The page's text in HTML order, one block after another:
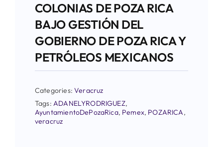
COLONIAS DE POZA RICA
BAJO GESTIÓN DEL
GOBIERNO DE POZA RICA Y
PETRÓLEOS MEXICANOS
Categories:Veracruz
Tags:ADANELYRODRIGUEZ,
AyuntamientoDePozaRica, Pemex, POZARICA,
veracruz